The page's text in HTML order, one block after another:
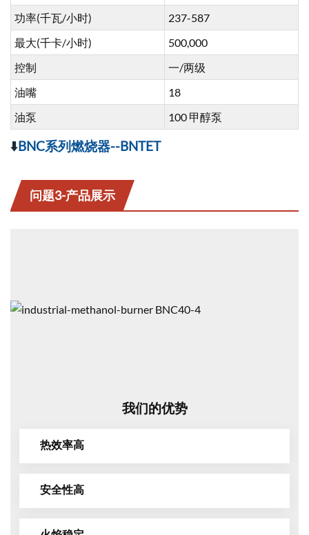
功率(千瓦/小时)
237-587
最大(千卡/小时)
500,000
控制
一/两级
油嘴
18
油泵
100 甲醇泵
⬇️BNC系列燃烧器--BNTET
问题3-产品展示
我们的优势
热效率高
安全性高